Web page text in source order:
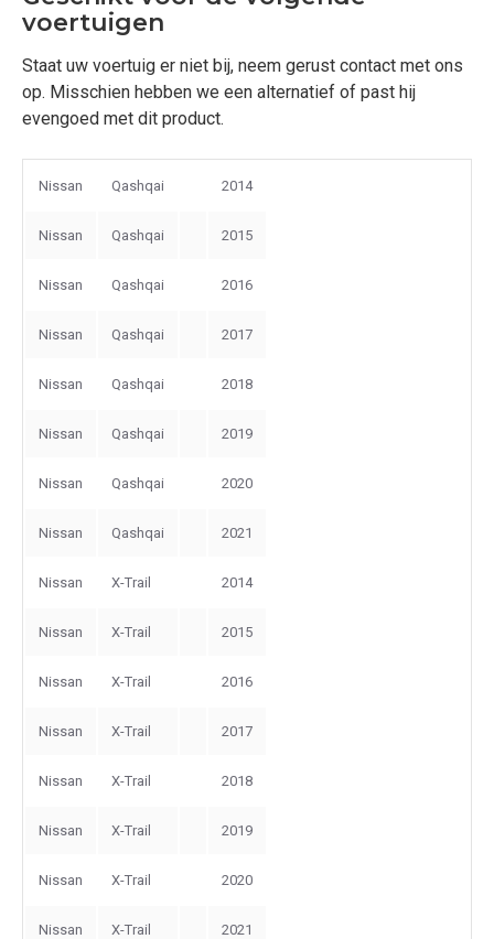
voertuigen
Staat uw voertuig er niet bij, neem gerust contact met ons
op. Misschien hebben we een alternatief of past hij
evengoed met dit product.
Nissan Qashqai 2014
Nissan Qashqai 2015
Nissan Qashqai 2016
Nissan Qashqai 2017
Nissan Qashqai 2018
Nissan Qashqai 2019
Nissan Qashqai 2020
Nissan Qashqai 2021
Nissan X-Trail 2014
Nissan X-Trail 2015
Nissan X-Trail 2016
Nissan X-Trail 2017
Nissan X-Trail 2018
Nissan X-Trail 2019
Nissan X-Trail 2020
Nissan X-Trail 2021